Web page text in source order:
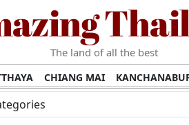
The land of all the best
CHIANG MAI
NGA KOH
THANI LAMPANG CHANTHABURI